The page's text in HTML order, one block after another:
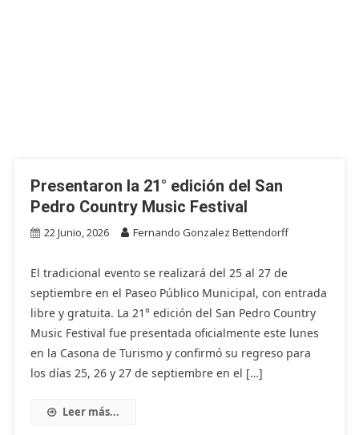
Presentaron la 21° edición del San
Pedro Country Music Festival
22 Junio, 2026 Fernando Gonzalez Bettendorff
El tradicional evento se realizará del 25 al 27 de
septiembre en el Paseo Público Municipal, con entrada
libre y gratuita. La 21° edición del San Pedro Country
Music Festival fue presentada oficialmente este lunes
en la Casona de Turismo y confirmó su regreso para
los días 25, 26 y 27 de septiembre en el […]
Leer más...